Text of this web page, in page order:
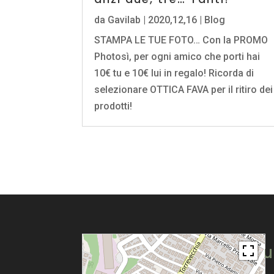
da Gavilab 2020,12,16
Blog
STAMPA LE TUE FOTO… Con la PROMO
Photosì, per ogni amico che porti hai
10€ tu e 10€ lui in regalo! Ricorda di
selezionare OTTICA FAVA per il ritiro dei
prodotti!